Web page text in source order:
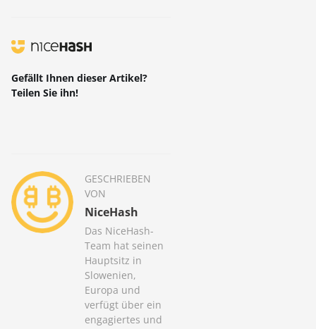
Gefällt Ihnen dieser Artikel?
Teilen Sie ihn!
GESCHRIEBEN
VON
NiceHash
Das NiceHash-
Team hat seinen
Hauptsitz in
Slowenien,
Europa und
verfügt über ein
engagiertes und